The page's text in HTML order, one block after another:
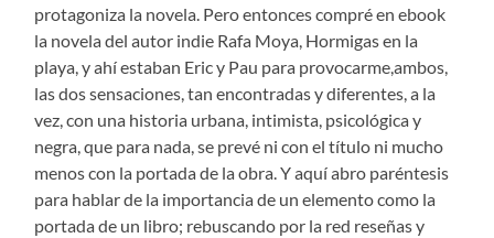
protagoniza la novela. Pero entonces compré en ebook
la novela del autor indie Rafa Moya, Hormigas en la
playa, y ahí estaban Eric y Pau para provocarme,ambos,
las dos sensaciones, tan encontradas y diferentes, a la
vez, con una historia urbana, intimista, psicológica y
negra, que para nada, se prevé ni con el título ni mucho
menos con la portada de la obra. Y aquí abro paréntesis
para hablar de la importancia de un elemento como la
portada de un libro; rebuscando por la red reseñas y